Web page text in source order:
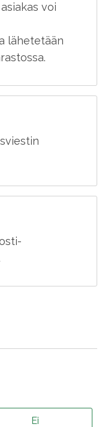
voi
lähetetään
Ei